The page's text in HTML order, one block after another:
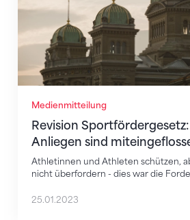
Medienmitteilung
Revision
Anliegen sind
Athletinnen und Athleten schützen,
nicht überfordern - dies war die
25.01.2023